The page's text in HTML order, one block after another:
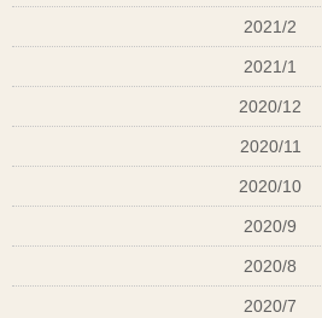
2021/2
2021/1
2020/12
2020/11
2020/10
2020/9
2020/8
2020/7